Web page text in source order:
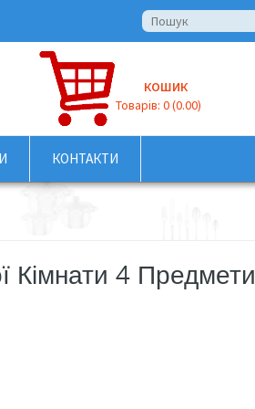
КОШИК
Товарів: 0 (0.00)
КОНТАКТИ
Кімнати 4 Предмети